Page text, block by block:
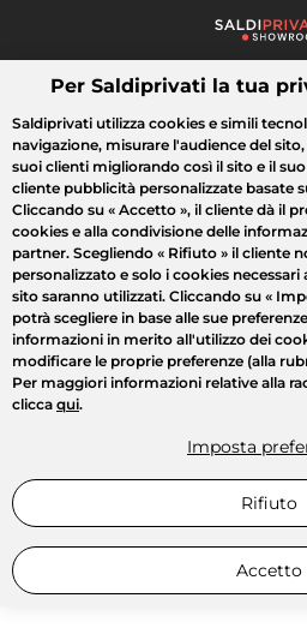
Cosa cerchi?
Tutte le vendite Moda Casa
Per Saldiprivati la tua
Saldiprivati utilizza cookies e simili
navigazione, misurare l'audience del
suoi clienti migliorando così il sito e il
cliente pubblicità personalizzate basate
Cliccando su « Accetto », il cliente dà il
cookies e alla condivisione delle
partner. Scegliendo « Rifiuto » il cliente
personalizzato e solo i cookies
sito saranno utilizzati. Cliccando su «
potrà scegliere in base alle sue
informazioni in merito all'utilizzo dei
modificare le proprie preferenze (alla
Per maggiori informazioni relative alla
clicca qui.
Imposta
Rifiuto
Accetto